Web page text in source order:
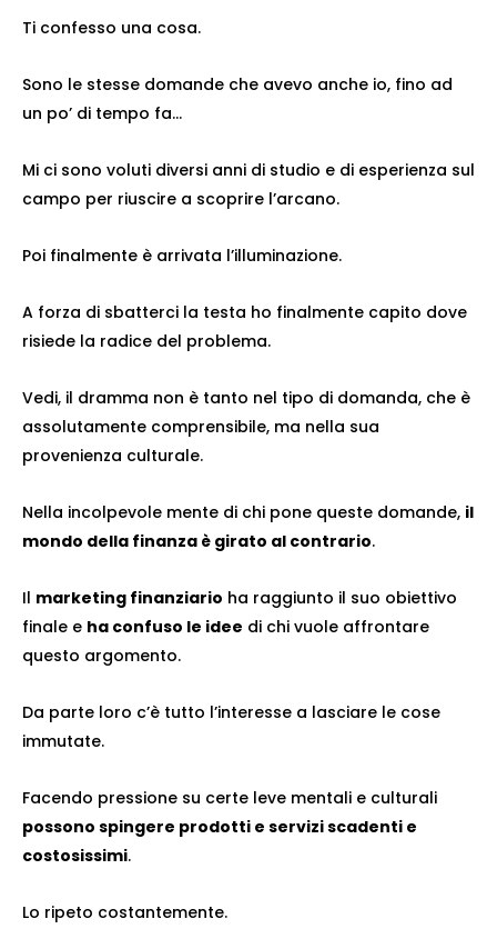
Ti confesso una cosa.
Sono le stesse domande che avevo anche io, fino ad
un po’ di tempo fa…
Mi ci sono voluti diversi anni di studio e di esperienza sul
campo per riuscire a scoprire l’arcano.
Poi finalmente è arrivata l’illuminazione.
A forza di sbatterci la testa ho finalmente capito dove
risiede la radice del problema.
Vedi, il dramma non è tanto nel tipo di domanda, che è
assolutamente comprensibile, ma nella sua
provenienza culturale.
Nella incolpevole mente di chi pone queste domande, il
mondo della finanza è girato al contrario.
Il marketing finanziario ha raggiunto il suo obiettivo
finale e ha confuso le idee di chi vuole affrontare
questo argomento.
Da parte loro c’è tutto l’interesse a lasciare le cose
immutate.
Facendo pressione su certe leve mentali e culturali
possono spingere prodotti e servizi scadenti e
costosissimi.
Lo ripeto costantemente.